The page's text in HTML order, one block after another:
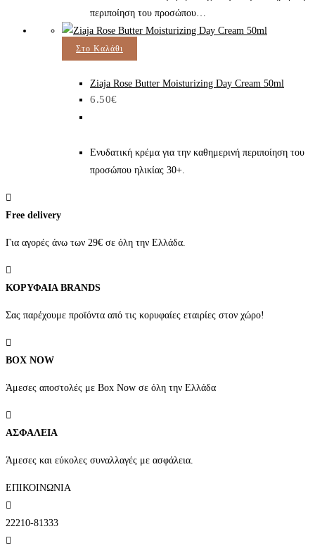
περιποίηση του προσώπου…
Στο Καλάθι
Ziaja Rose Butter Moisturizing Day Cream 50ml
6.50€
Ενυδατική κρέμα για την καθημερινή περιποίηση του
προσώπου ηλικίας 30+.
Free delivery
Για αγορές άνω των 29€ σε όλη την Ελλάδα.
ΚΟΡΥΦΑΙΑ BRANDS
Σας παρέχουμε προϊόντα από τις κορυφαίες εταιρίες στον χώρο!
BOX NOW
Άμεσες αποστολές με Box Now σε όλη την Ελλάδα
ΑΣΦΑΛΕΙΑ
Άμεσες και εύκολες συναλλαγές με ασφάλεια.
ΕΠΙΚΟΙΝΩΝΙΑ
22210-81333